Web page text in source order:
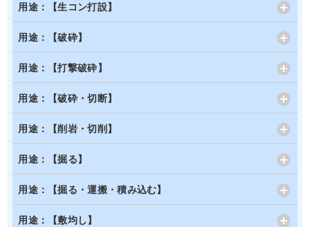
用途：【生コン打設】
用途：【破砕】
用途：【打撃破砕】
用途：【破砕・切断】
用途：【削岩・切削】
用途：【掘る】
用途：【掘る・運搬・積み込む】
用途：【敷均し】